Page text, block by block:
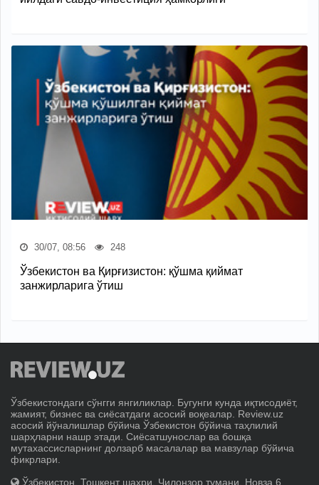
30/07, 08:56 248
Ўзбекистон ва Қирғизистон: қўшма қиймат
занжирларига ўтиш
Ўзбекистондаги сўнгги янгиликлар. Бугунги кунда иқтисодиёт,
жамият, бизнес ва сиёсатдаги асосий воқеалар. Review.uz
асосий йўналишлар бўйича Ўзбекистон бўйича таҳлилий
шарҳларни нашр этади. Сиёсатшунослар ва бошқа
мутахассисларнинг долзарб масалалар ва мавзулар бўйича
фикрлари.
Ўзбекистон, Тошкент шаҳри, Чилонзор тумани, Новза 6